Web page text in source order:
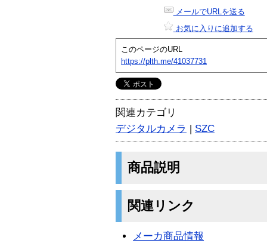
メールでURLを送る
お気に入りに追加する
このページのURL
https://plth.me/41037731
関連カテゴリ
デジタルカメラ | SZC
商品説明
関連リンク
メーカ商品情報